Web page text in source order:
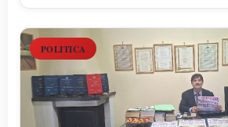
POLITICA